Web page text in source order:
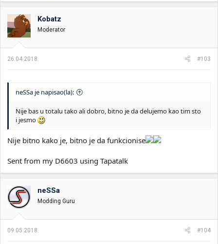
Kobatz
Moderator
26.04.2018. #103
neSSa je napisao(la):
Nije bas u totalu tako ali dobro, bitno je da delujemo kao tim sto
i jesmo
Nije bitno kako je, bitno je da funkcionise
Sent from my D6603 using Tapatalk
neSSa
Modding Guru
09.05.2018. #104